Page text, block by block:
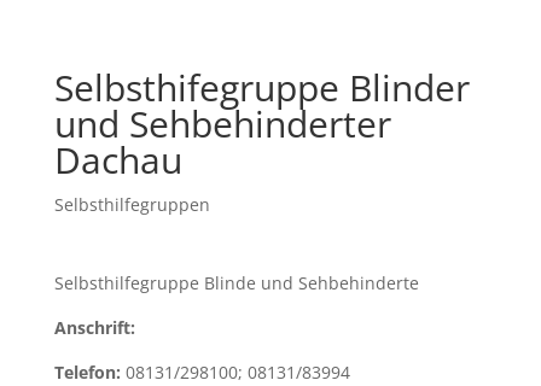
Selbsthifegruppe Blinder
und Sehbehinderter
Dachau
Selbsthilfegruppen
Selbsthilfegruppe Blinde und Sehbehinderte
Anschrift:
Telefon: 08131/298100; 08131/83994